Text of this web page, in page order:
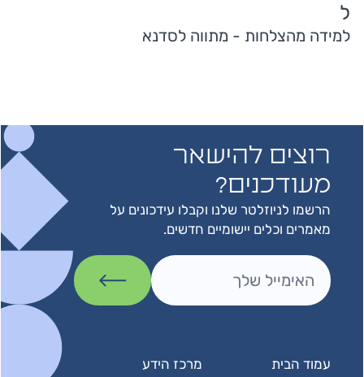
ל
למידה מהצלחות - מתווה לסדנא
רוצים להישאר
מעודכנים?
הרשמו לניוזלטר שלנו וקבלו עידכונים על
מאמרים וכלים יישומיים חדשים.
עמוד הבית מרכז הידע